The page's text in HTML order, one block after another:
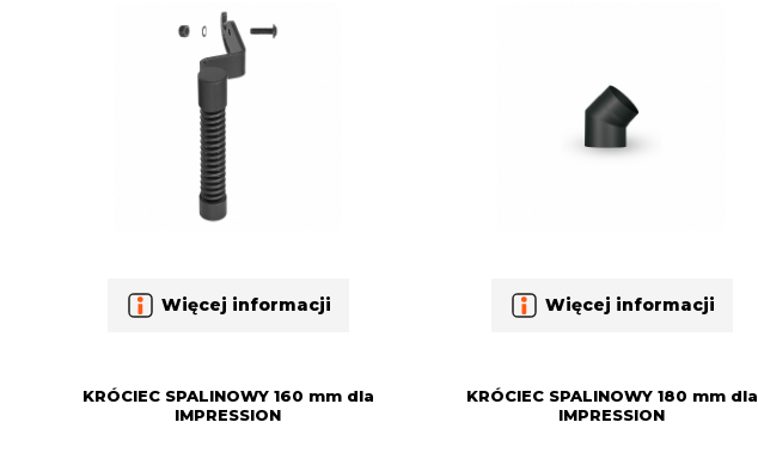
Więcej informacji Więcej informacji
KRÓCIEC SPALINOWY 160 mm dla
IMPRESSION
KRÓCIEC SPALINOWY 180 mm dla
IMPRESSION